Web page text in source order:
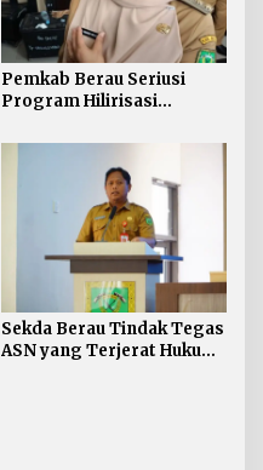
Pemkab Berau Seriusi
Program Hilirisasi
Pengalengan Ikan
Sekda Berau Tindak Tegas
ASN yang Terjerat Hukum,